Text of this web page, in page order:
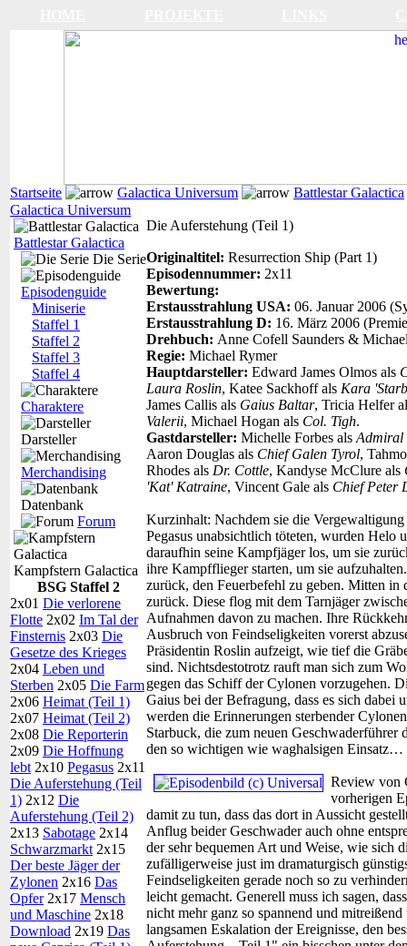
Startseite Galactica Universum
Battlestar Galactica
Galactica Universum
Battlestar Galactica
Die Serie
Episodenguide
Miniserie
Staffel 1
Staffel 2
Staffel 3
Staffel 4
Charaktere
Darsteller
Merchandising
Datenbank
Forum
Kampfstern Galactica
BSG Staffel 2
2x01 Die verlorene
Flotte 2x02 Im Tal der
Finsternis 2x03 Die
Gesetze des Krieges
2x04 Leben und
Sterben 2x05 Die Farm
2x06 Heimat (Teil 1)
2x07 Heimat (Teil 2)
2x08 Die Reporterin
2x09 Die Hoffnung
lebt 2x10 Pegasus 2x11
Die Auferstehung (Teil
1) 2x12 Die
Auferstehung (Teil 2)
2x13 Sabotage 2x14
Schwarzmarkt 2x15
Der beste Jäger der
Zylonen 2x16 Das
Opfer2x17 Mensch
und Maschine 2x18
Download 2x19 Das
Die Auferstehung (Teil 1)
Originaltitel: Resurrection Ship (Part 1)
Episodennummer: 2x11
Bewertung:
Erstausstrahlung USA: 06. Januar 2006
Erstausstrahlung D: 16. März 2006
Drehbuch: Anne Cofell Saunders &
Regie: Michael Rymer
Hauptdarsteller: Edward James Olmos als
Laura Roslin, Katee Sackhoff als Kara
James Callis als Gaius Baltar, Tricia Helfer
Valerii, Michael Hogan als Col. Tigh.
Gastdarsteller: Michelle Forbes als Admiral
Aaron Douglas als Chief Galen Tyrol,
Rhodes als Dr. Cottle, Kandyse McClure als
'Kat' Katraine, Vincent Gale als Chief Peter
Kurzinhalt: Nachdem sie die
Pegasus unabsichtlich töteten, wurden
daraufhin seine Kampfjäger los, um sie
ihre Kampfflieger starten, um sie
zurück, den Feuerbefehl zu geben. Mitten in
zurück. Diese flog mit dem Tarnjäger
Aufnahmen davon zu machen. Ihre
Ausbruch von Feindseligkeiten vorerst
Präsidentin Roslin aufzeigt, wie tief die
sind. Nichtsdestotrotz rauft man sich zum
gegen das Schiff der Cylonen vorzugehen.
Gaius bei der Befragung, dass es sich
werden die Erinnerungen sterbender
Starbuck, die zum neuen
den so wichtigen wie waghalsigen Einsatz…
Review von
vorherigen
damit zu tun, dass das dort in Aussicht
Anflug beider Geschwader auch ohne
der sehr bequemen Art und Weise, wie sich
zufälligerweise just im dramaturgisch
Feindseligkeiten gerade noch so zu
leicht gemacht. Generell muss ich sagen,
nicht mehr ganz so spannend und
langsamen Eskalation der Ereignisse, den